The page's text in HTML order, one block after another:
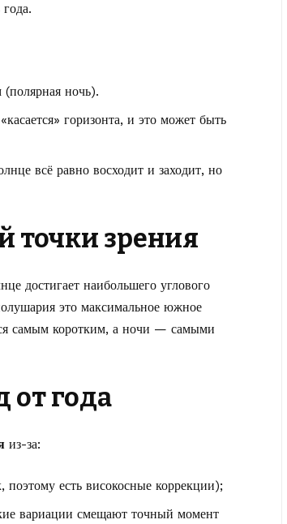
ночь).
горизонта, и это может быть
всё равно восходит и заходит, но
точки зрения
достигает наибольшего углового
это максимальное южное
самым коротким, а ночи — самыми
от года
из-за:
есть високосные коррекции);
вариации смещают точный момент